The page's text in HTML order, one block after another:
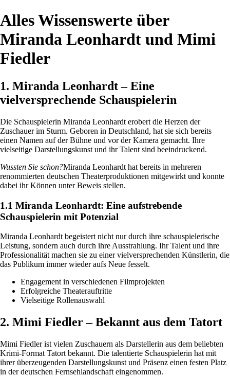
Alles Wissenswerte über
Miranda Leonhardt und Mimi
Fiedler
1. Miranda Leonhardt – Eine
vielversprechende Schauspielerin
Die Schauspielerin Miranda Leonhardt erobert die Herzen der
Zuschauer im Sturm. Geboren in Deutschland, hat sie sich bereits
einen Namen auf der Bühne und vor der Kamera gemacht. Ihre
vielseitige Darstellungskunst und ihr Talent sind beeindruckend.
Wussten Sie schon?Miranda Leonhardt hat bereits in mehreren
renommierten deutschen Theaterproduktionen mitgewirkt und konnte
dabei ihr Können unter Beweis stellen.
1.1 Miranda Leonhardt: Eine aufstrebende
Schauspielerin mit Potenzial
Miranda Leonhardt begeistert nicht nur durch ihre schauspielerische
Leistung, sondern auch durch ihre Ausstrahlung. Ihr Talent und ihre
Professionalität machen sie zu einer vielversprechenden Künstlerin, die
das Publikum immer wieder aufs Neue fesselt.
Engagement in verschiedenen Filmprojekten
Erfolgreiche Theaterauftritte
Vielseitige Rollenauswahl
2. Mimi Fiedler – Bekannt aus dem Tatort
Mimi Fiedler ist vielen Zuschauern als Darstellerin aus dem beliebten
Krimi-Format Tatort bekannt. Die talentierte Schauspielerin hat mit
ihrer überzeugenden Darstellungskunst und Präsenz einen festen Platz
in der deutschen Fernsehlandschaft eingenommen.